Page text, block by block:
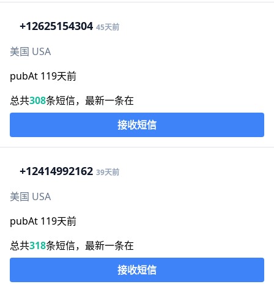
+12625154304 45天前
美国 USA
pubAt 119天前
总共308条短信，最新一条在
接收短信
+12414992162 39天前
美国 USA
pubAt 119天前
总共318条短信，最新一条在
接收短信